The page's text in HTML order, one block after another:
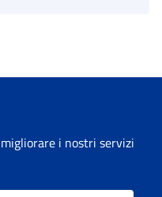
i nostri servizi